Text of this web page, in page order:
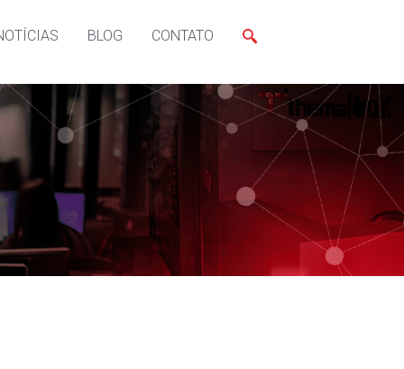
BLOG CONTATO